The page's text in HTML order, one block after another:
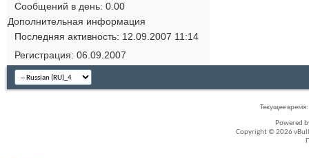
Сообщений в день 0.00
Дополнительная информация
Последняя активность 12.09.2007 11:14
Регистрация 06.09.2007
Текущее время:
Powered
Copyright © 2026